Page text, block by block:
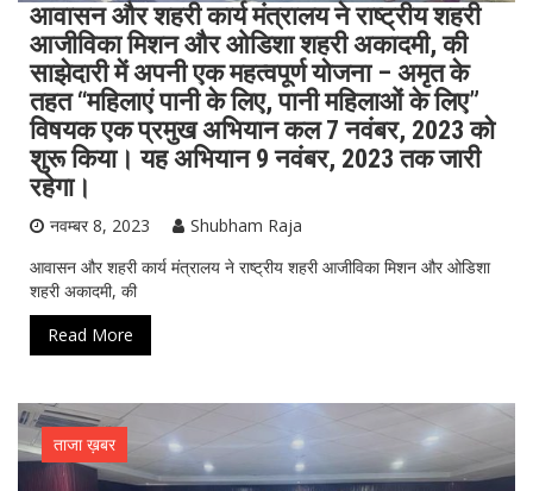
आवासन और शहरी कार्य मंत्रालय ने राष्ट्रीय शहरी
आजीविका मिशन और ओडिशा शहरी अकादमी, की
साझेदारी में अपनी एक महत्‍वपूर्ण योजना – अमृत के
तहत “महिलाएं पानी के लिए, पानी महिलाओं के लिए”
विषयक एक प्रमुख अभियान कल 7 नवंबर, 2023 को
शुरू किया। यह अभियान 9 नवंबर, 2023 तक जारी
रहेगा।
नवम्बर 8, 2023
Shubham Raja
आवासन और शहरी कार्य मंत्रालय ने राष्ट्रीय शहरी आजीविका मिशन और ओडिशा
शहरी अकादमी, की
Read More
ताजा ख़बर